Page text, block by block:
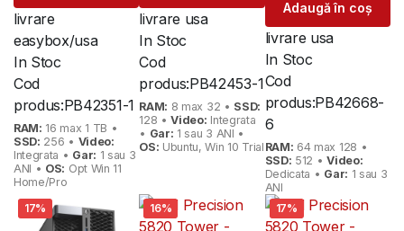
livrare
easybox/usa
In Stoc
Cod
produs:PB42351-1
RAM: 16 max 1 TB •
SSD: 256 • Video:
Integrata • Gar: 1 sau 3
ANI • OS: Opt Win 11
Home/Pro
livrare usa
In Stoc
Cod
produs:PB42453-1
RAM: 8 max 32 • SSD:
128 •Video: Integrata
• Gar: 1 sau 3 ANI •
OS: Ubuntu, Win 10 Trial
NVIDIA Quadro
P4000 8GB
Adaugă în coș
livrare usa
In Stoc
Cod
produs:PB42668-
6
RAM: 64 max 128 •
SSD: 512 •Video:
Dedicata • Gar: 1 sau 3
ANI
17%
16% 17%